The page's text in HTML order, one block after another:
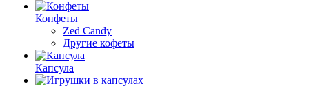
Конфеты
Zed Candy
Другие кофеты
Капсула